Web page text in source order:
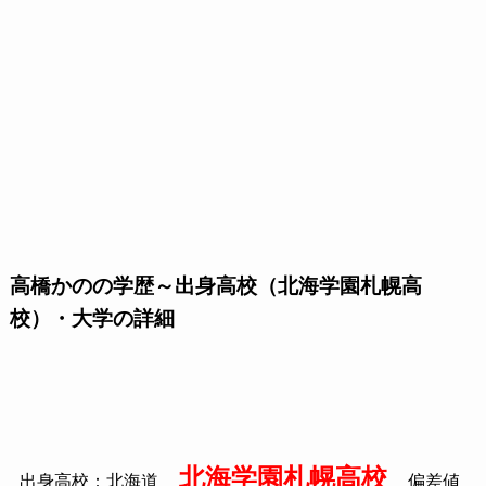
高橋かのの学歴～出身高校（北海学園札幌高
校）・大学の詳細
出身高校：北海道 北海学園札幌高校 偏差値